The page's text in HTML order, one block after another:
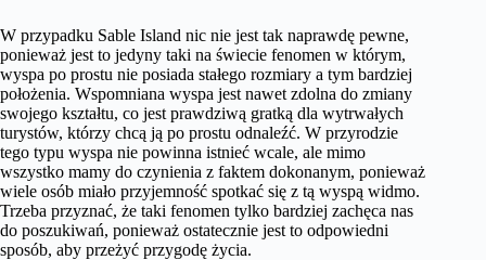
W przypadku Sable Island nic nie jest tak naprawdę pewne,
ponieważ jest to jedyny taki na świecie fenomen w którym,
wyspa po prostu nie posiada stałego rozmiary a tym bardziej
położenia. Wspomniana wyspa jest nawet zdolna do zmiany
swojego kształtu, co jest prawdziwą gratką dla wytrwałych
turystów, którzy chcą ją po prostu odnaleźć. W przyrodzie
tego typu wyspa nie powinna istnieć wcale, ale mimo
wszystko mamy do czynienia z faktem dokonanym, ponieważ
wiele osób miało przyjemność spotkać się z tą wyspą widmo.
Trzeba przyznać, że taki fenomen tylko bardziej zachęca nas
do poszukiwań, ponieważ ostatecznie jest to odpowiedni
sposób, aby przeżyć przygodę życia.